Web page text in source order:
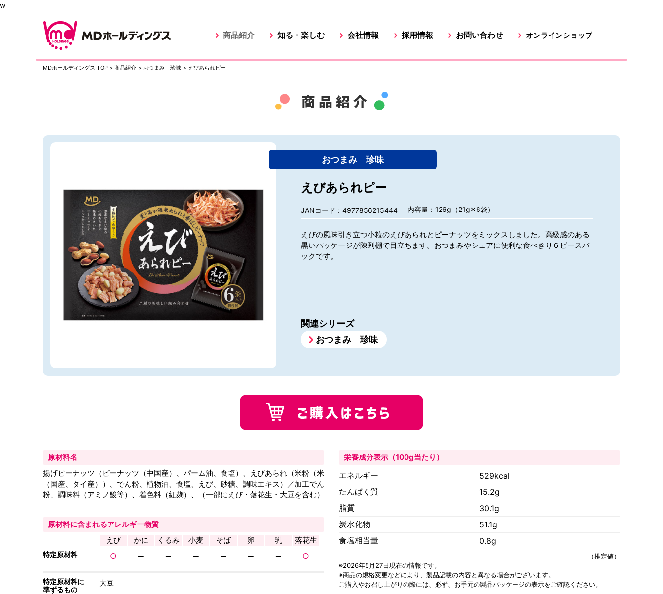
w
商品紹介 知る・楽しむ 会社情報 採用情報 お問い合わせ オンラインショップ
MDホールディングス TOP > 商品紹介 > おつまみ 珍味 > えびあられピー
おつまみ 珍味
えびあられピー
JANコード：4977856215444 内容量：126g（21g✕6袋）
えびの風味引き立つ小粒のえびあられとピーナッツをミックスしました。高級感のある
黒いパッケージが陳列棚で目立ちます。おつまみやシェアに便利な食べきり６ピースパ
ックです。
関連シリーズ
おつまみ 珍味
原材料名
揚げピーナッツ（ピーナッツ（中国産）、パーム油、食塩）、えびあられ（米粉（米
（国産、タイ産））、でん粉、植物油、食塩、えび、砂糖、調味エキス）／加工でん
粉、調味料（アミノ酸等）、着色料（紅麹）、（一部にえび・落花生・大豆を含む）
原材料に含まれるアレルギー物質
特定原材料
えび
○
かに
─
くるみ
─
小麦
─
そば
─
卵
─
乳
─
落花生
○
特定原材料に
準ずるもの
大豆
栄養成分表示（100g当たり）
エネルギー
529kcal
たんぱく質
15.2g
脂質
30.1g
炭水化物
51.1g
食塩相当量
0.8g
（推定値）
※2026年5月27日現在の情報です。
※商品の規格変更などにより、 製品記載の内容と異なる場合がございます。
ご購入やお召し上がりの際には、必ず、お手元の製品パッケージの表示をご確認ください。